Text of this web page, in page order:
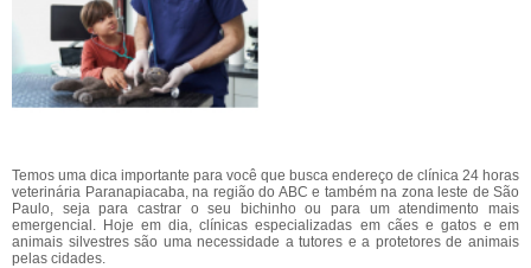
Temos uma dica importante para você que busca endereço de clínica 24 horas
veterinária Paranapiacaba, na região do ABC e também na zona leste de São
Paulo, seja para castrar o seu bichinho ou para um atendimento mais
emergencial. Hoje em dia, clínicas especializadas em cães e gatos e em
animais silvestres são uma necessidade a tutores e a protetores de animais
pelas cidades.